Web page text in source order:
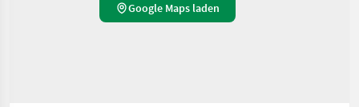
Google Maps laden